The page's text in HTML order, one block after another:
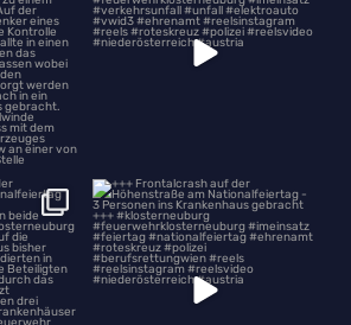
der
...
+++ Frontalcrash auf der
Höhenstraße am...